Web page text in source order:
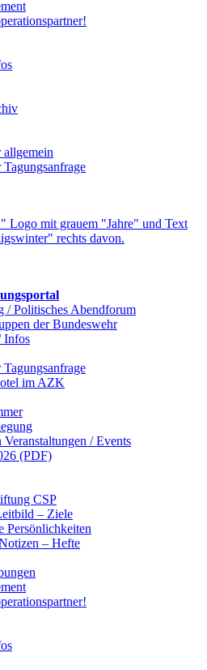
/ Politisches Abendforum
der Bundeswehr
Infos
im AZK
/ Events
(PDF)
CSP
– Ziele
Persönlichkeiten
– Hefte